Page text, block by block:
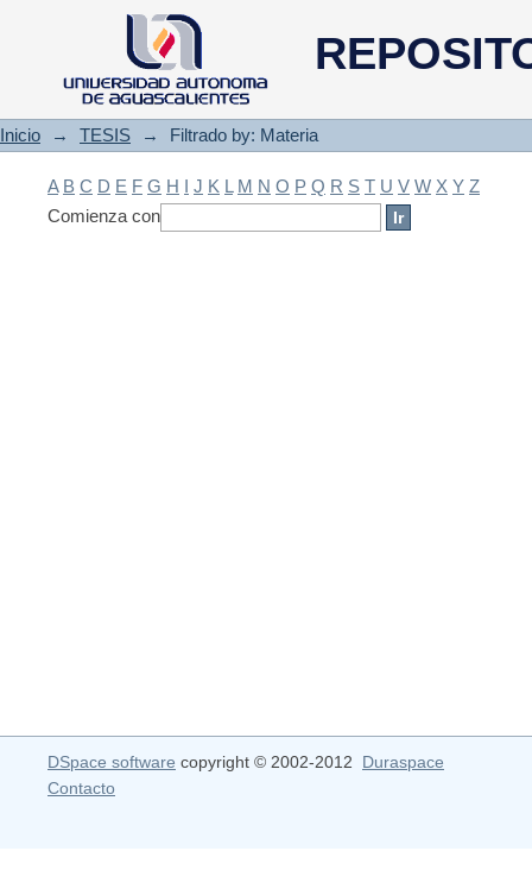
Filtrado by: Materia
Inicio → TESIS → Filtrado by: Materia
A B C D E F G H I J K L M N O P Q R S T U V W X Y Z
Comienza con
DSpace software copyright © 2002-2012 Duraspace
Contacto